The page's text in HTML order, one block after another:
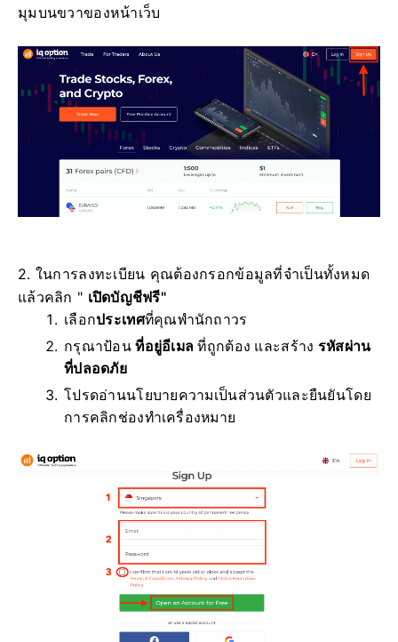
มุมบนขวาของหน้าเว็บ
2. ในการลงทะเบียน คุณต้องกรอกข้อมูลที่จำเป็นทั้งหมด
แล้วคลิก " เปิดบัญชีฟรี"
เลือกประเทศที่คุณพำนักถาวร
กรุณาป้อนที่อยู่อีเมล ที่ถูกต้อง และสร้าง รหัสผ่าน
ที่ปลอดภัย
โปรดอ่านนโยบายความเป็นส่วนตัวและยืนยันโดย
การคลิกช่องทำเครื่องหมาย